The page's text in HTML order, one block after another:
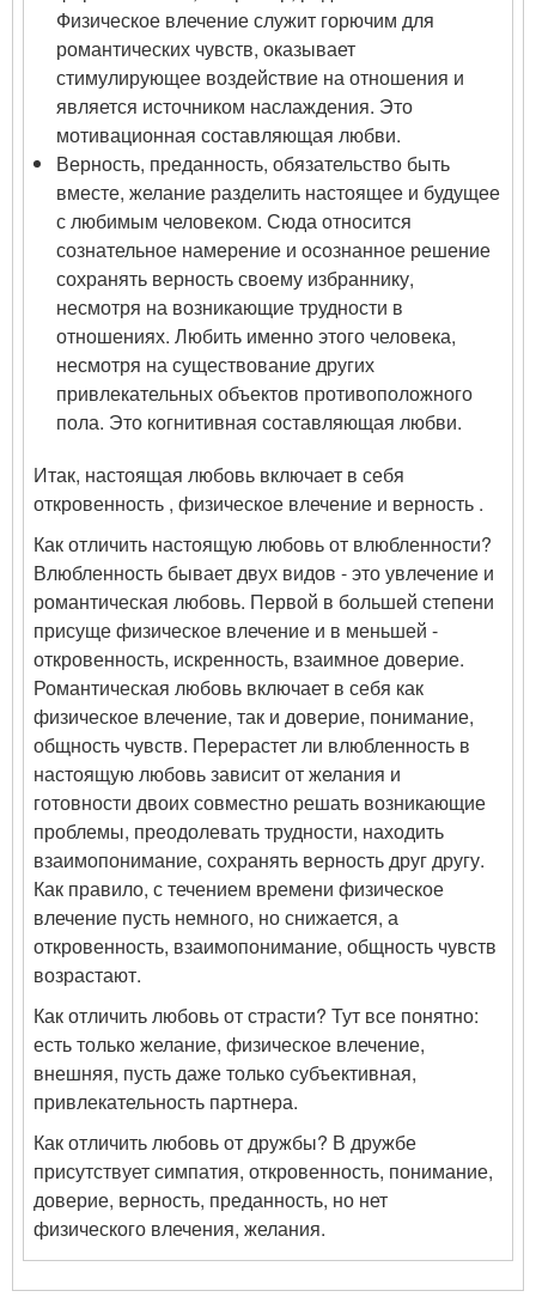
Физическое влечение служит горючим для
романтических чувств, оказывает
стимулирующее воздействие на отношения и
является источником наслаждения. Это
мотивационная составляющая любви.
Верность, преданность, обязательство быть
вместе, желание разделить настоящее и будущее
с любимым человеком. Сюда относится
сознательное намерение и осознанное решение
сохранять верность своему избраннику,
несмотря на возникающие трудности в
отношениях. Любить именно этого человека,
несмотря на существование других
привлекательных объектов противоположного
пола. Это когнитивная составляющая любви.
Итак, настоящая любовь включает в себя
откровенность , физическое влечение и верность .
Как отличить настоящую любовь от влюбленности?
Влюбленность бывает двух видов - это увлечение и
романтическая любовь. Первой в большей степени
присуще физическое влечение и в меньшей -
откровенность, искренность, взаимное доверие.
Романтическая любовь включает в себя как
физическое влечение, так и доверие, понимание,
общность чувств. Перерастет ли влюбленность в
настоящую любовь зависит от желания и
готовности двоих совместно решать возникающие
проблемы, преодолевать трудности, находить
взаимопонимание, сохранять верность друг другу.
Как правило, с течением времени физическое
влечение пусть немного, но снижается, а
откровенность, взаимопонимание, общность чувств
возрастают.
Как отличить любовь от страсти? Тут все понятно:
есть только желание, физическое влечение,
внешняя, пусть даже только субъективная,
привлекательность партнера.
Как отличить любовь от дружбы? В дружбе
присутствует симпатия, откровенность, понимание,
доверие, верность, преданность, но нет
физического влечения, желания.